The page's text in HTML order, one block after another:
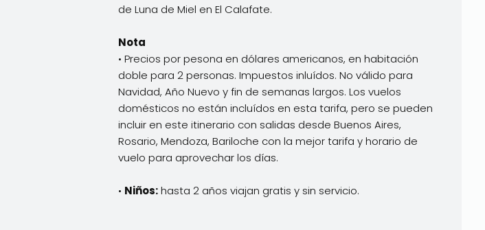
de Luna de Miel en El Calafate.
Nota
• Precios por pesona en dólares americanos, en habitación
doble para 2 personas. Impuestos inluídos. No válido para
Navidad, Año Nuevo y fin de semanas largos. Los vuelos
domésticos no están incluídos en esta tarifa, pero se pueden
incluir en este itinerario con salidas desde Buenos Aires,
Rosario, Mendoza, Bariloche con la mejor tarifa y horario de
vuelo para aprovechar los días.
• Niños:hasta 2 años viajan gratis y sin servicio.